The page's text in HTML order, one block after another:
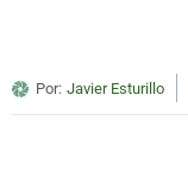
Por: Javier Esturillo